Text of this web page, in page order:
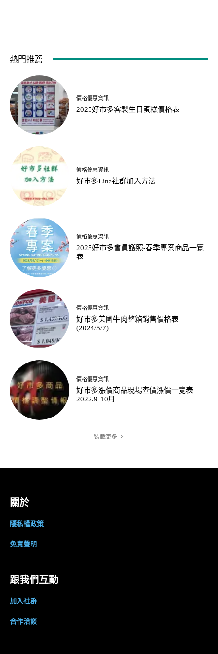
熱門推薦
價格優惠資訊
2025好市多客製生日蛋糕價格表
價格優惠資訊
好市多Line社群加入方法
價格優惠資訊
2025好市多會員護照-春季專案商品一覽
表
價格優惠資訊
好市多美國牛肉整箱銷售價格表
(2024/5/7)
價格優惠資訊
好市多漲價商品現場查價漲價一覽表
2022.9-10月
裝載更多
關於
隱私權政策
免責聲明
跟我們互動
加入社群
合作洽談